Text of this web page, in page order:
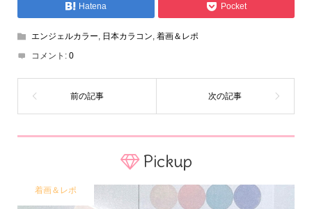
Hatena Pocket
エンジェルカラー 日本カラコン 着画＆レポ
コメント: 0
Pickup
着画＆レポ